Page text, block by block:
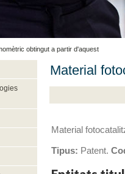
obtingut a partir d'aquest
Material
Material
Tipus: Patent.